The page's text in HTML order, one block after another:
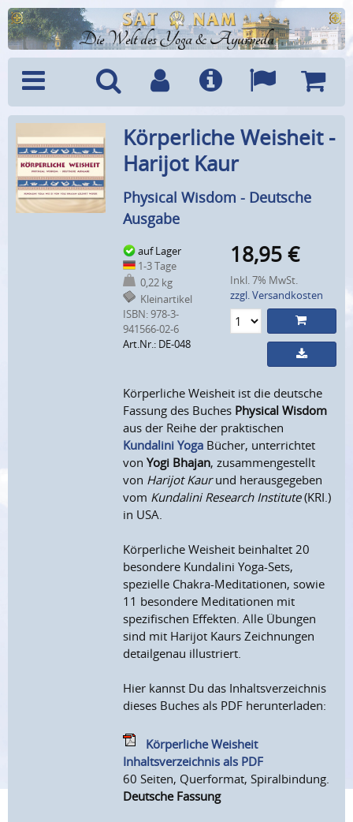
Die Welt des Yoga & Ayurveda
Menü SucheBenutzerkonto
Info Sprachen
Körperliche Weisheit -
Harijot Kaur
Physical Wisdom - Deutsche
Ausgabe
auf Lager
1-3 Tage
0,22 kg
Kleinartikel
ISBN: 978-3-
941566-02-6
Art.Nr.: DE-048
18,95 €
Inkl. 7% MwSt.
zzgl. Versandkosten
Körperliche Weisheit ist die deutsche
Fassung des Buches Physical Wisdom
aus der Reihe der praktischen
Kundalini Yoga Bücher, unterrichtet
vonYogi Bhajan, zusammengestellt
von Harijot Kaurund herausgegeben
vom Kundalini Research Institute(KRI.)
in USA.
Körperliche Weisheit beinhaltet 20
besondere Kundalini Yoga-Sets,
spezielle Chakra-Meditationen, sowie
11 besondere Meditationen mit
spezifischen Effekten. Alle Übungen
sind mit Harijot Kaurs Zeichnungen
detailgenau illustriert.
Hier kannst Du das Inhaltsverzeichnis
dieses Buches als PDF herunterladen:
Körperliche Weisheit
Inhaltsverzeichnis als PDF
60 Seiten, Querformat, Spiralbindung.
Deutsche Fassung